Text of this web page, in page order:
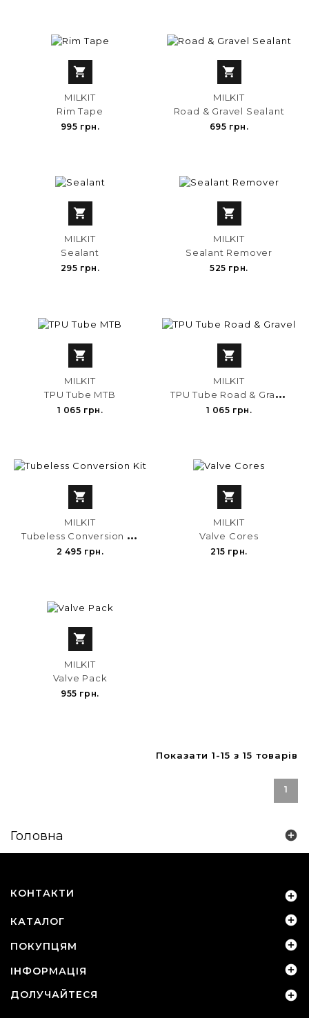

MILKIT
Rim Tape
995 грн.

MILKIT
Road & Gravel Sealant
695 грн.

MILKIT
Sealant
295 грн.

MILKIT
Sealant Remover
525 грн.

MILKIT
TPU Tube MTB
1 065 грн.

MILKIT
T
PU Tube Road & Gravel
1 065 грн.

MILKIT
T
ubeless Conversion Kit
2 495 грн.

MILKIT
Valve Cores
215 грн.

MILKIT
Valve Pack
955 грн.
Показати 1-15 з 15 товарів
1
Головна 
КОНТАКТИ 
КАТАЛОГ 
ПОКУПЦЯМ 
ІНФОРМАЦІЯ 
ДОЛУЧАЙТЕСЯ 